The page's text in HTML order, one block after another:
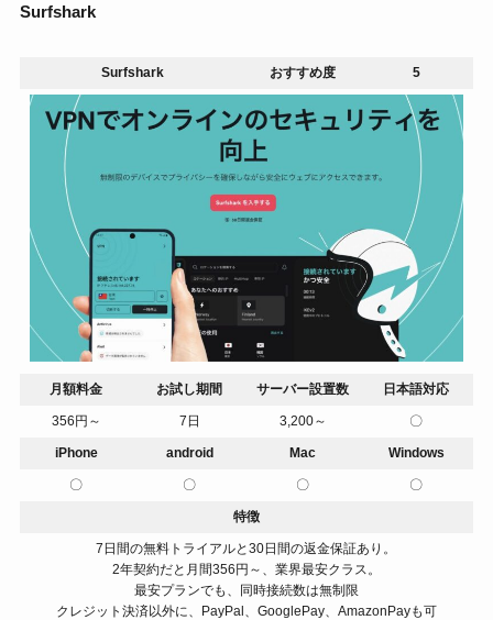
Surfshark
Surfshark おすすめ度 5
月額料金 お試し期間 サーバー設置数 日本語対応
356円～ 7日 3,200～ 〇
iPhone android Mac Windows
〇 〇 〇 〇
特徴
7日間の無料トライアルと30日間の返金保証あり。
2年契約だと月間356円～、業界最安クラス。
最安プランでも、同時接続数は無制限
クレジット決済以外に、PayPal、GooglePay、AmazonPayも可